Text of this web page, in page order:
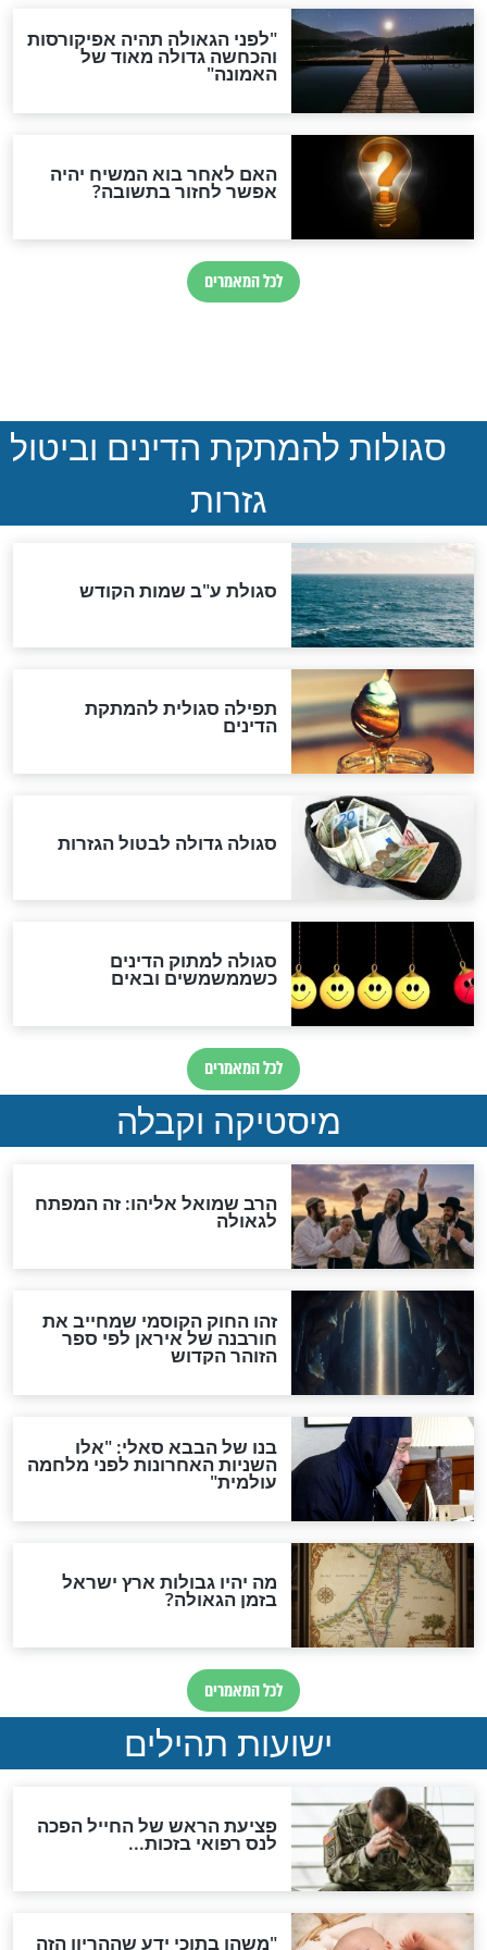
חדשות יהדות
הותר לפרסום: לוחמי מילואים
נהרגו בדרום לבנון
המסמך האבוד שנחשף
במרתפי מוסקבה: כתב היד
הנדיר של הרשב"ם התגלה
"מודה לקב"ה על כל השנים"
לכל המאמרים
אחרית הימים
האם אפשר לחשב את הקץ?
מה יהיה בימות המשיח?
"לפני הגאולה תהיה אפיקורסות
והכחשה גדולה מאוד של
האמונה"
האם לאחר בוא המשיח יהיה
אפשר לחזור בתשובה?
לכל המאמרים
להמתקת הדינים וביטול
גזרות